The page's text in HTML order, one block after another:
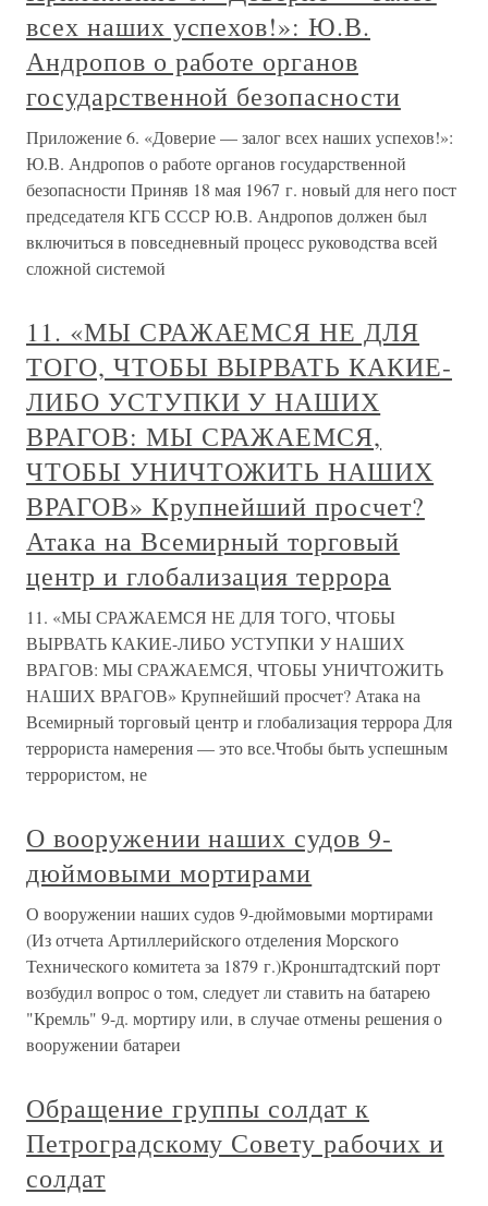
всех наших успехов!»: Ю.В.
Андропов о работе органов
государственной безопасности
Приложение 6. «Доверие — залог всех наших успехов!»:
Ю.В. Андропов о работе органов государственной
безопасности Приняв 18 мая 1967 г. новый для него пост
председателя КГБ СССР Ю.В. Андропов должен был
включиться в повседневный процесс руководства всей
сложной системой
11. «МЫ СРАЖАЕМСЯ НЕ ДЛЯ
ТОГО, ЧТОБЫ ВЫРВАТЬ КАКИЕ-
ЛИБО УСТУПКИ У НАШИХ
ВРАГОВ: МЫ СРАЖАЕМСЯ,
ЧТОБЫ УНИЧТОЖИТЬ НАШИХ
ВРАГОВ» Крупнейший просчет?
Атака на Всемирный торговый
центр и глобализация террора
11. «МЫ СРАЖАЕМСЯ НЕ ДЛЯ ТОГО, ЧТОБЫ
ВЫРВАТЬ КАКИЕ-ЛИБО УСТУПКИ У НАШИХ
ВРАГОВ: МЫ СРАЖАЕМСЯ, ЧТОБЫ УНИЧТОЖИТЬ
НАШИХ ВРАГОВ» Крупнейший просчет? Атака на
Всемирный торговый центр и глобализация террора Для
террориста намерения — это все.Чтобы быть успешным
террористом, не
О вооружении наших судов 9-
дюймовыми мортирами
О вооружении наших судов 9-дюймовыми мортирами
(Из отчета Артиллерийского отделения Морского
Технического комитета за 1879 г.)Кронштадтский порт
возбудил вопрос о том, следует ли ставить на батарею
"Кремль" 9-д. мортиру или, в случае отмены решения о
вооружении батареи
Обращение группы солдат к
Петроградскому Совету рабочих и
солдат